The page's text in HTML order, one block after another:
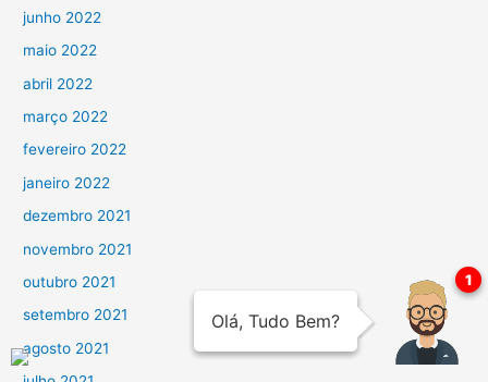
junho 2022
maio 2022
abril 2022
março 2022
fevereiro 2022
janeiro 2022
dezembro 2021
novembro 2021
outubro 2021
setembro 2021
agosto 2021